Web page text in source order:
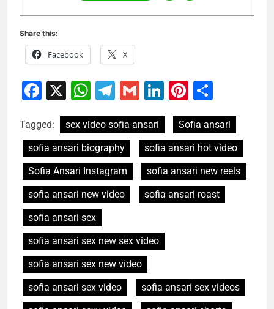
Share this:
Facebook X
Facebook
X WhatsApp
Telegram
GmailLinkedIn
Pinterest
Tagged: sex video sofia ansari
Sofia ansari
sofia ansari biography
sofia ansari hot video
Sofia Ansari Instagram
sofia ansari new reels
sofia ansari new video
sofia ansari roast
sofia ansari sex
sofia ansari sex new sex video
sofia ansari sex new video
sofia ansari sex video
sofia ansari sex videos